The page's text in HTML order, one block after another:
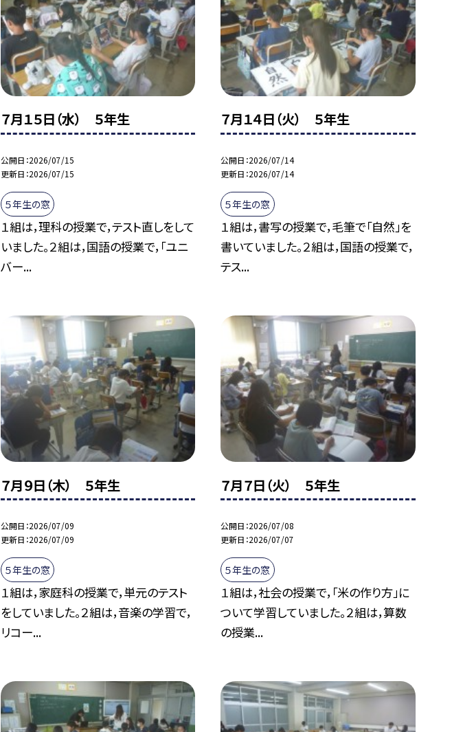
７月１５日（水） ５年生
公開日 2026/07/15
更新日 2026/07/15
５年生の窓
１組は，理科の授業で，テスト直しをして
いました。２組は，国語の授業で，「ユニ
バー...
７月１４日（火） ５年生
公開日 2026/07/14
更新日 2026/07/14
５年生の窓
１組は，書写の授業で，毛筆で「自然」を
書いていました。２組は，国語の授業で，
テス...
７月９日（木） ５年生
公開日 2026/07/09
更新日 2026/07/09
５年生の窓
１組は，家庭科の授業で，単元のテスト
をしていました。２組は，音楽の学習で，
リコー...
７月７日（火） ５年生
公開日 2026/07/08
更新日 2026/07/07
５年生の窓
１組は，社会の授業で，「米の作り方」に
ついて学習していました。２組は，算数
の授業...